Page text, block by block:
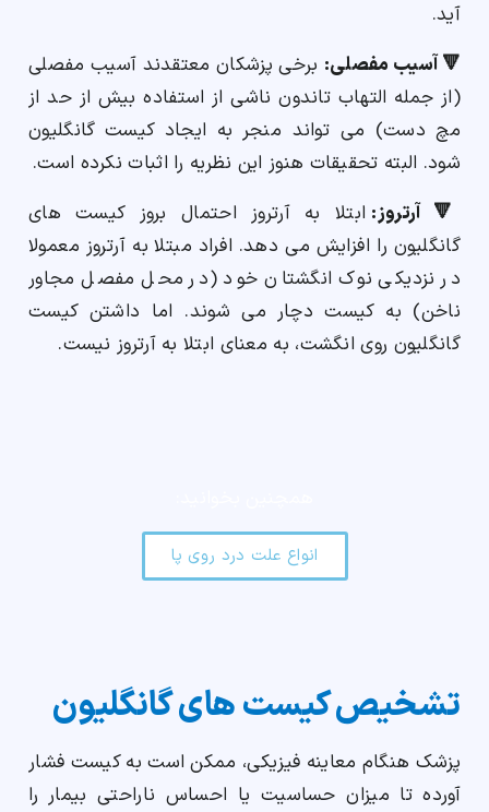
آید.
🔻 آسیب مفصلی: برخی پزشکان معتقدند آسیب مفصلی
(از جمله التهاب تاندون ناشی از استفاده بیش از حد از
مچ دست) می تواند منجر به ایجاد کیست گانگلیون
شود. البته تحقیقات هنوز این نظریه را اثبات نکرده است.
🔻 آرتروز: ابتلا به آرتروز احتمال بروز کیست های
گانگلیون را افزایش می دهد. افراد مبتلا به آرتروز معمولا
در نزدیکی نوک انگشتان خود (در محل مفصل مجاور
ناخن) به کیست دچار می شوند. اما داشتن کیست
گانگلیون روی انگشت، به معنای ابتلا به آرتروز نیست.
انواع علت درد روی پا
تشخیص کیست های گانگلیون
پزشک هنگام معاینه فیزیکی، ممکن است به کیست فشار
آورده تا میزان حساسیت یا احساس ناراحتی بیمار را